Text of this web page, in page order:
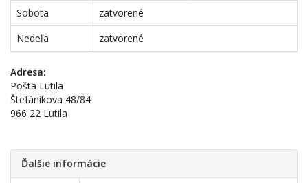
Sobota
zatvorené
Nedeľa
zatvorené
Adresa:
Pošta Lutila
Štefánikova 48/84
966 22 Lutila
Ďalšie informácie